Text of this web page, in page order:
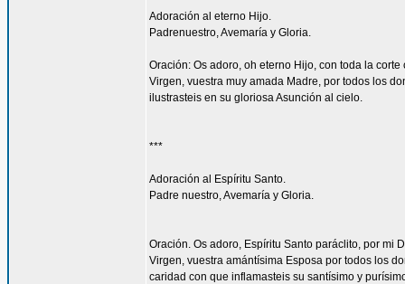
Adoración al eterno Hijo.
Padrenuestro, Avemaría y Gloria.
Oración: Os adoro, oh eterno Hijo, con toda la
Virgen, vuestra muy amada Madre, por todos los
ilustrasteis en su gloriosa Asunción al cielo.
***
Adoración al Espíritu Santo.
Padre nuestro, Avemaría y Gloria.
Oración. Os adoro, Espíritu Santo paráclito, por mi
Virgen, vuestra amántísima Esposa por todos los
caridad con que inflamasteis su santísimo y